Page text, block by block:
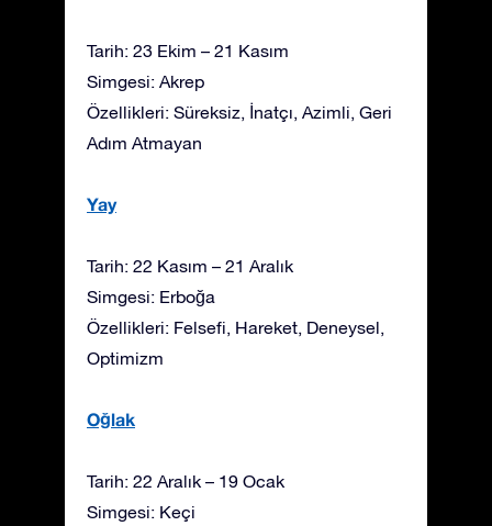
Tarih: 23 Ekim – 21 Kasım
Simgesi: Akrep
Özellikleri: Süreksiz, İnatçı, Azimli, Geri
Adım Atmayan
Yay
Tarih: 22 Kasım – 21 Aralık
Simgesi: Erboğa
Özellikleri: Felsefi, Hareket, Deneysel,
Optimizm
Oğlak
Tarih: 22 Aralık – 19 Ocak
Simgesi: Keçi